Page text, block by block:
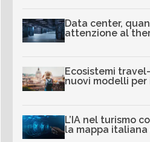
Data center,
attenzione al
Ecosistemi
nuovi modelli per
L’IA nel turismo
la mappa